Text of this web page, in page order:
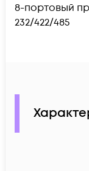
8-портовый
232/422/485